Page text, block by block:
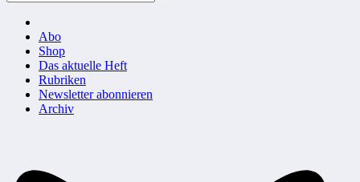
Abo
Shop
Das aktuelle Heft
Rubriken
Newsletter abonnieren
Archiv